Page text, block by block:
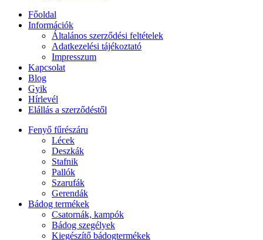
Főoldal
Információk
Általános szerződési feltételek
Adatkezelési tájékoztató
Impresszum
Kapcsolat
Blog
Gyik
Hírlevél
Elállás a szerződéstől
Fenyő fűrészáru
Lécek
Deszkák
Stafnik
Pallók
Szarufák
Gerendák
Bádog termékek
Csatornák, kampók
Bádog szegélyek
Kiegészítő bádogtermékek